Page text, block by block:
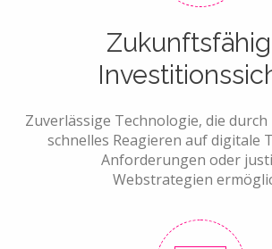
Zuverlässige Technologie, die
schnelles Reagieren auf digitale
Anforderungen oder
Webstrategien